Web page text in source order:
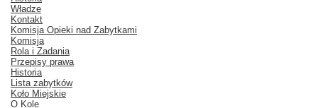
Władze
Kontakt
Komisja Opieki nad Zabytkami
Komisja
Rola i Zadania
Przepisy prawa
Historia
Lista zabytków
Koło Miejskie
O Kole